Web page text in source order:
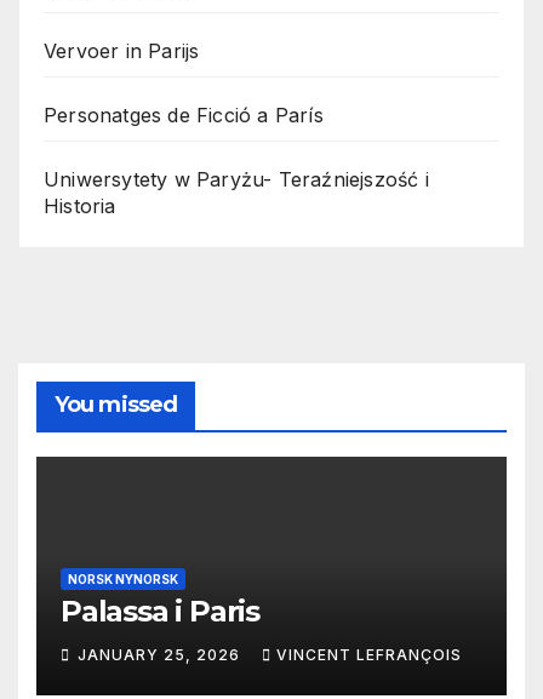
Vervoer in Parijs
Personatges de Ficció a París
Uniwersytety w Paryżu- Teraźniejszość i
Historia
You missed
NORSK NYNORSK
Palassa i Paris
JANUARY 25, 2026 VINCENT LEFRANÇOIS